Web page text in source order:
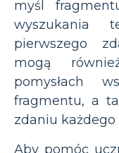
myśl
wyszukania
pierwszego
mogą
pomysłach
fragmentu, a
zdaniu każdego
Aby pomóc